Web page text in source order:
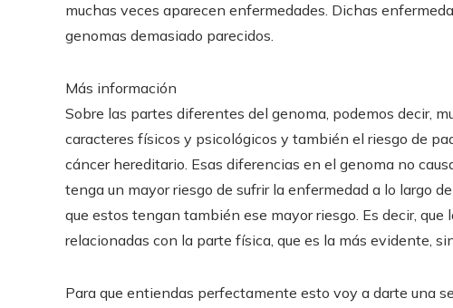
muchas veces aparecen enfermedades. Dichas
genomas demasiado parecidos.
Más información
Sobre las partes diferentes del genoma, podemos decir,
caracteres físicos y psicológicos y también el riesgo de
cáncer hereditario. Esas diferencias en el genoma no
tenga un mayor riesgo de sufrir la enfermedad a lo largo
que estos tengan también ese mayor riesgo. Es decir,
relacionadas con la parte física, que es la más evidente,
Para que entiendas perfectamente esto voy a darte una